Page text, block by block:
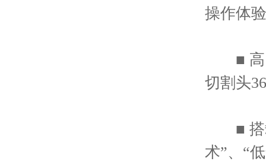
操作体
■ 高刚
切割头
■ 搭载
术”、“